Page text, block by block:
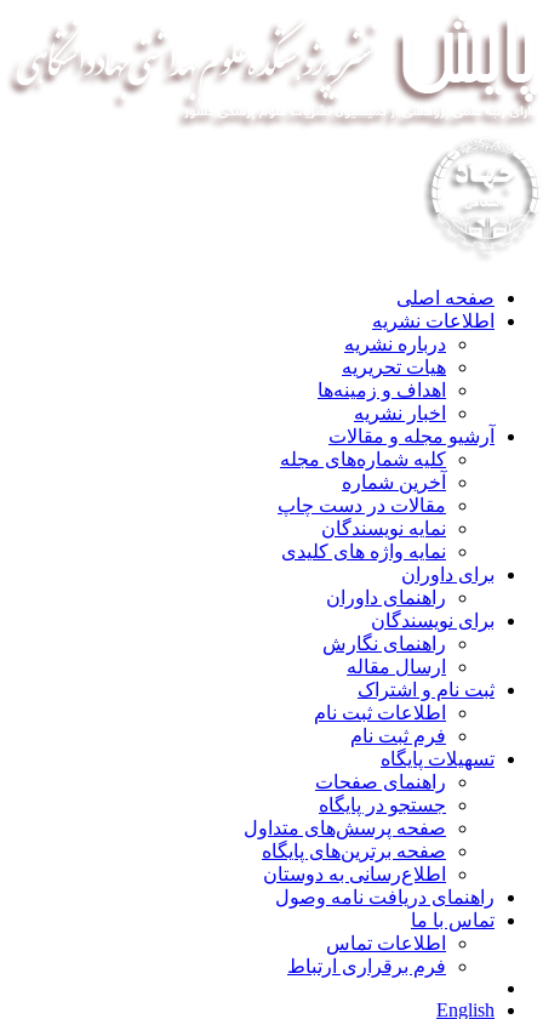
صفحه اصلی
اطلاعات نشریه
درباره نشریه
هیات تحریریه
اهداف و زمینه‌ها
اخبار نشریه
آرشیو مجله و مقالات
کلیه شماره‌های مجله
آخرین شماره
مقالات در دست چاپ
نمایه نویسندگان
نمایه واژه های کلیدی
برای داوران
راهنمای داوران
برای نویسندگان
راهنمای نگارش
ارسال مقاله
ثبت نام و اشتراک
اطلاعات ثبت نام
فرم ثبت نام
تسهیلات پایگاه
راهنمای صفحات
جستجو در پایگاه
صفحه پرسش‌های متداول
صفحه برترین‌های پایگاه
اطلاع‌رسانی به دوستان
راهنمای دریافت نامه وصول
تماس با ما
اطلاعات تماس
فرم برقراری ارتباط
English